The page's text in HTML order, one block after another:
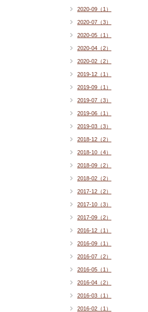
2020-09（1）
2020-07（3）
2020-05（1）
2020-04（2）
2020-02（2）
2019-12（1）
2019-09（1）
2019-07（3）
2019-06（1）
2019-03（3）
2018-12（2）
2018-10（4）
2018-09（2）
2018-02（2）
2017-12（2）
2017-10（3）
2017-09（2）
2016-12（1）
2016-09（1）
2016-07（2）
2016-05（1）
2016-04（2）
2016-03（1）
2016-02（1）